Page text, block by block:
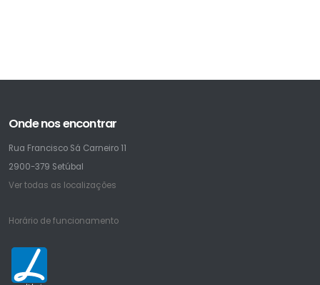
Onde nos encontrar
Rua Francisco Sá Carneiro 11
2900-379 Setúbal
Ver todas as localizações
Horário de funcionamento